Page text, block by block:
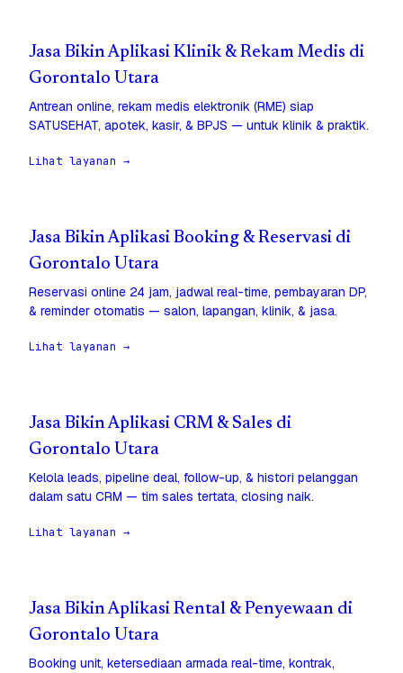
Jasa Bikin Aplikasi Klinik & Rekam Medis di
Gorontalo Utara
Antrean online, rekam medis elektronik (RME) siap
SATUSEHAT, apotek, kasir, & BPJS — untuk klinik & praktik.
Lihat layanan →
Jasa Bikin Aplikasi Booking & Reservasi di
Gorontalo Utara
Reservasi online 24 jam, jadwal real-time, pembayaran DP,
& reminder otomatis — salon, lapangan, klinik, & jasa.
Lihat layanan →
Jasa Bikin Aplikasi CRM & Sales di
Gorontalo Utara
Kelola leads, pipeline deal, follow-up, & histori pelanggan
dalam satu CRM — tim sales tertata, closing naik.
Lihat layanan →
Jasa Bikin Aplikasi Rental & Penyewaan di
Gorontalo Utara
Booking unit, ketersediaan armada real-time, kontrak,